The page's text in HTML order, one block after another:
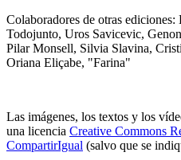
Colaboradores de otras
Todojunto, Uros Savicevic,
Pilar Monsell, Silvia Slavina,
Oriana Eliçabe, "Farina"
Las imágenes, los textos y los
una licencia Creative Commons
CompartirIgual (salvo que se